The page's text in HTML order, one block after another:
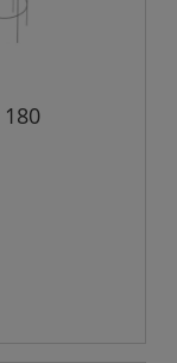
180